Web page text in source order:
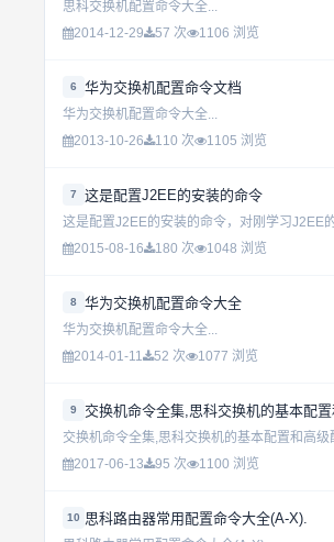
思科交换机配置命令大全...
2014-12-29
57 次 1106 浏览
6 华为交换机配置命令文档
华为交换机配置命令大全...
2013-10-26
110 次 1105 浏览
7 这是配置J2EE的安装的命令
2015-08-16
180 次 1048 浏览
8 华为交换机配置命令大全
华为交换机配置命令大全...
2014-01-11
52 次 1077 浏览
9 交换机命令全集,思科交换机的基本配
交换机命令全集,思科交换机的基本配置和高级
2017-06-13
95 次 1100 浏览
10 思科路由器常用配置命令大全(A-X).